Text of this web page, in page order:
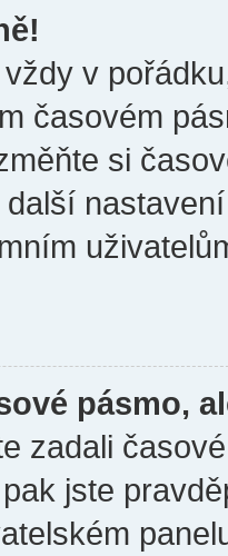
v
časovém
si
pásmo,
zadali
jste